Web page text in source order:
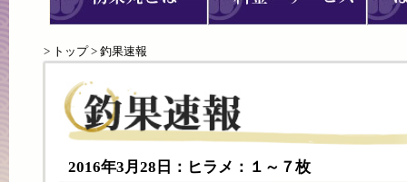
> トップ> 釣果速報
2016年3月28日：ヒラメ：１～７枚